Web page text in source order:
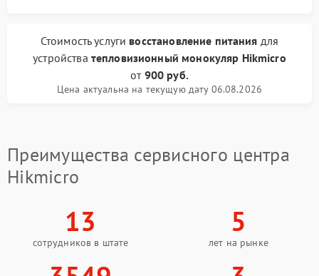
Стоимость услуги восстановление питания для
устройства тепловизионный монокуляр Hikmicro
от 900 руб.
Цена актуальна на текущую дату 06.08.2026
Преимущества сервисного центра
Hikmicro
13
сотрудников в штате
5
лет на рынке